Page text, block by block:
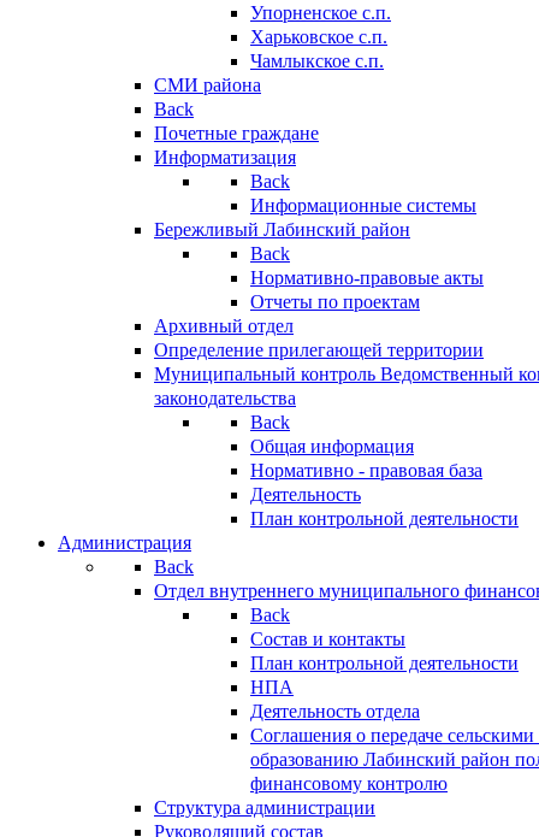
Упорненское с.п.
Харьковское с.п.
Чамлыкское с.п.
СМИ района
Back
Почетные граждане
Информатизация
Back
Информационные системы
Бережливый Лабинский район
Back
Нормативно-правовые акты
Отчеты по проектам
Архивный отдел
Определение прилегающей территории
Муниципальный контроль Ведомственный
законодательства
Back
Общая информация
Нормативно - правовая база
Деятельность
План контрольной деятельности
Администрация
Back
Отдел внутреннего муниципального
Back
Состав и контакты
План контрольной деятельности
НПА
Деятельность отдела
Соглашения о передаче
образованию Лабинский район
финансовому контролю
Структура администрации
Руководящий состав